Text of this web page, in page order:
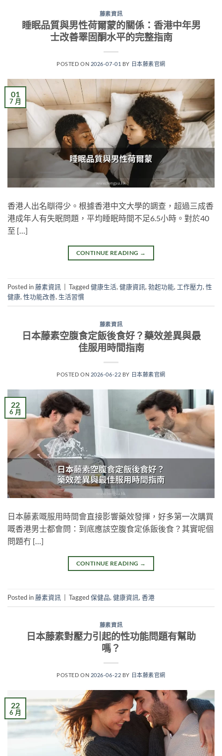
藤素資訊
睡眠品質與男性荷爾蒙的關係：香港中年男
士改善睪固酮水平的完整指南
POSTED ON 2026-07-01 BY 日本藤素官網
01
7 月
香港人出名瞓得少。根據香港中文大學的調查，超過三成香
港成年人有失眠問題，平均睡眠時間不足6.5小時。對於40
至 […]
CONTINUE READING →
Posted in藤素資訊 Tagged健康生活,健康資訊,勃起功能, 工作壓力,性
健康,性功能改善,生活習慣
藤素資訊
日本藤素空腹食定飯後食好？藥效差異與最
佳服用時間指南
POSTED ON 2026-06-22 BY 日本藤素官網
22
6 月
日本藤素嘅服用時間會直接影響藥效發揮，好多第一次購買
嘅香港男士都會問：到底應該空腹食定係飯後食？其實呢個
問題冇 […]
CONTINUE READING →
Posted in藤素資訊 Tagged保健品,健康資訊,香港
藤素資訊
日本藤素對壓力引起的性功能問題有幫助
嗎？
POSTED ON 2026-06-22 BY 日本藤素官網
22
6 月